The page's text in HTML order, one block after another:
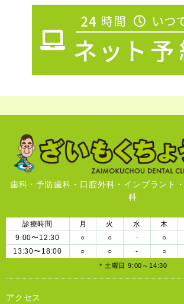
歯科・予防歯科・口腔外科・インプラント
科
診療時間 月 火 水 木
9:00〜12:30
○ ○ - ○
13:30〜18:00
○ ○ - ○
＊土曜日 9:00～14:30
アクセス